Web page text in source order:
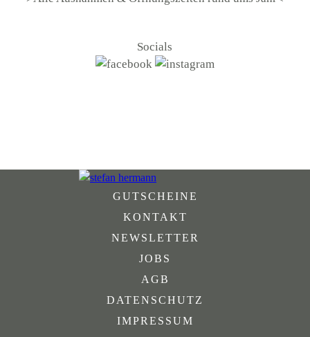
Socials
GUTSCHEINE
KONTAKT
NEWSLETTER
JOBS
AGB
DATENSCHUTZ
IMPRESSUM